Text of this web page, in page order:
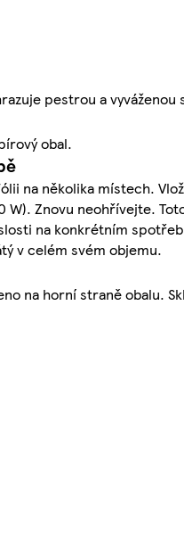
pestrou a
obal.
na několika místech.
Znovu neohřívejte.
na konkrétním
v celém svém objemu.
na horní straně obalu.